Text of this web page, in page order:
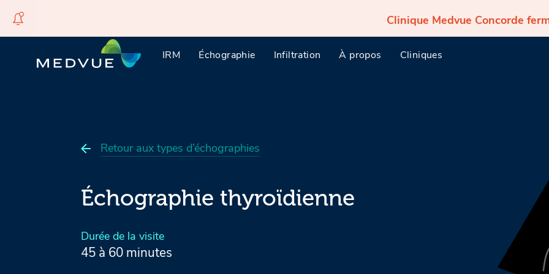
contenu
Clinique Medvue Concorde
IRM Échographie Infiltration À propos Cliniques
Retour aux types d’échographies
Échographie thyroïdienne
Durée de la visite
45 à 60 minutes